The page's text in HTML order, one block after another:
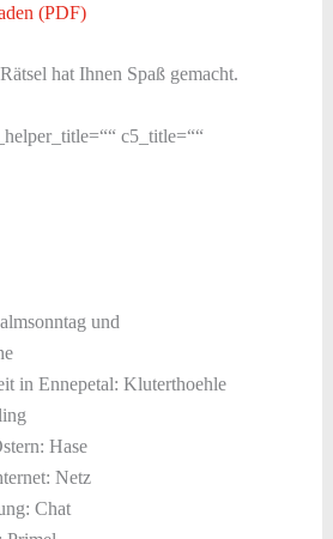
(PDF)
hat Ihnen Spaß gemacht.
c5_title=““
und
in Ennepetal: Kluterthoehle
Hase
Netz
Chat